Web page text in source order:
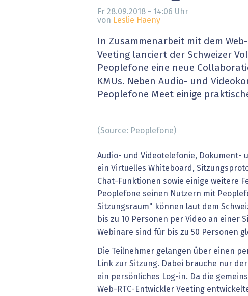
» alle News
EU-DSGVO
XaaS,
Fr 28.09.2018 - 14:06 Uhr
von Leslie Haeny
In Zusammenarbeit mit dem
Veeting lanciert der Schweizer
Peoplefone eine neue
KMUs. Neben Audio- und
Peoplefone Meet einige
(Source: Peoplefone)
Audio- und Videotelefonie, Dokument-
ein Virtuelles Whiteboard,
Chat-Funktionen sowie einige weitere
Peoplefone seinen Nutzern mit
Sitzungsraum" können laut dem
bis zu 10 Personen per Video an einer
Webinare sind für bis zu 50 Personen
Die Teilnehmer gelangen über einen
Link zur Sitzung. Dabei brauche nur
ein persönliches Log-in. Da die
Web-RTC-Entwickler Veeting